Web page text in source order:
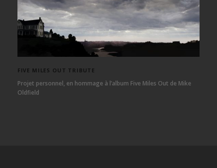
FIVE MILES OUT TRIBUTE
Projet personnel, en hommage à l’album Five Miles Out de Mike
Oldfield